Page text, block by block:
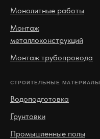
Монолитные работы
Монтаж
металлоконструкций
Монтаж трубопровода
СТРОИТЕЛЬНЫЕ МАТЕРИАЛЫ
Водоподготовка
Грунтовки
Промышленные полы